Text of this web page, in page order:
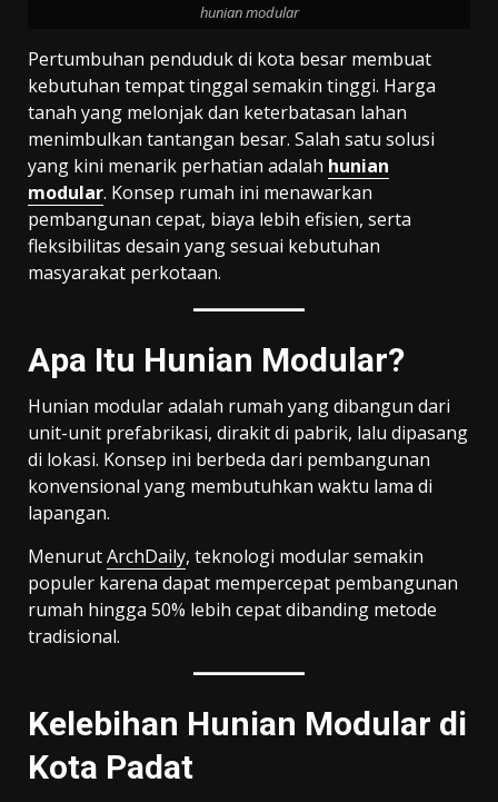
hunian modular
Pertumbuhan penduduk di kota besar membuat
kebutuhan tempat tinggal semakin tinggi. Harga
tanah yang melonjak dan keterbatasan lahan
menimbulkan tantangan besar. Salah satu solusi
yang kini menarik perhatian adalah hunian
modular. Konsep rumah ini menawarkan
pembangunan cepat, biaya lebih efisien, serta
fleksibilitas desain yang sesuai kebutuhan
masyarakat perkotaan.
Apa Itu Hunian Modular?
Hunian modular adalah rumah yang dibangun dari
unit-unit prefabrikasi, dirakit di pabrik, lalu dipasang
di lokasi. Konsep ini berbeda dari pembangunan
konvensional yang membutuhkan waktu lama di
lapangan.
MenurutArchDaily, teknologi modular semakin
populer karena dapat mempercepat pembangunan
rumah hingga 50% lebih cepat dibanding metode
tradisional.
Kelebihan Hunian Modular di
Kota Padat